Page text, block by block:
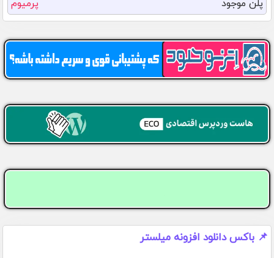
پلن موجود
پرمیوم
📌 باکس دانلود افزونه میلستر